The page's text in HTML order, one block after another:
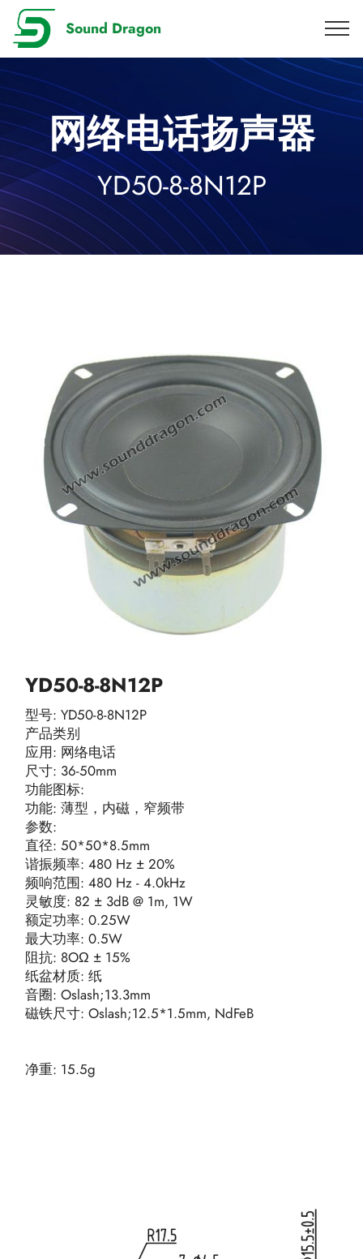
Sound Dragon
网络电话扬声器
YD50-8-8N12P
YD50-8-8N12P
型号: YD50-8-8N12P
产品类别
应用: 网络电话
尺寸: 36-50mm
功能图标:
功能: 薄型，内磁，窄频带
参数:
直径: 50*50*8.5mm
谐振频率: 480 Hz ± 20%
频响范围: 480 Hz - 4.0kHz
灵敏度: 82 ± 3dB @ 1m, 1W
额定功率: 0.25W
最大功率: 0.5W
阻抗: 8OΩ ± 15%
纸盆材质: 纸
音圈: Oslash;13.3mm
磁铁尺寸: Oslash;12.5*1.5mm, NdFeB
净重: 15.5g